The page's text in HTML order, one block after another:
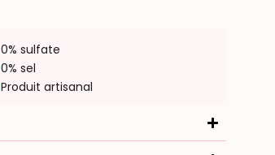
0% sulfate
0% sel
Produit artisanal